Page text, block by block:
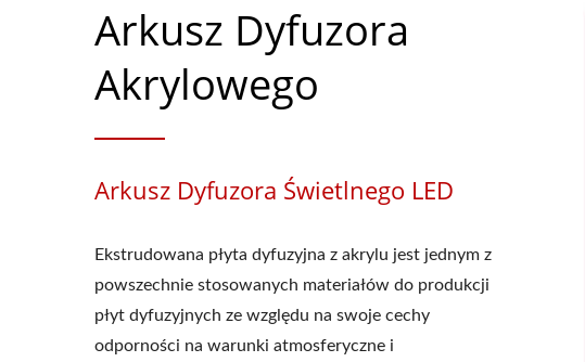
Arkusz Dyfuzora
Akrylowego
Arkusz Dyfuzora Świetlnego LED
Ekstrudowana płyta dyfuzyjna z akrylu jest jednym z
powszechnie stosowanych materiałów do produkcji
płyt dyfuzyjnych ze względu na swoje cechy
odporności na warunki atmosferyczne i